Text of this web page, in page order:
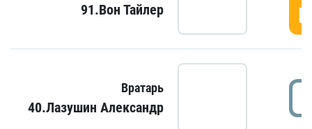
91.Вон Тайлер
Вратарь
40.Лазушин Александр